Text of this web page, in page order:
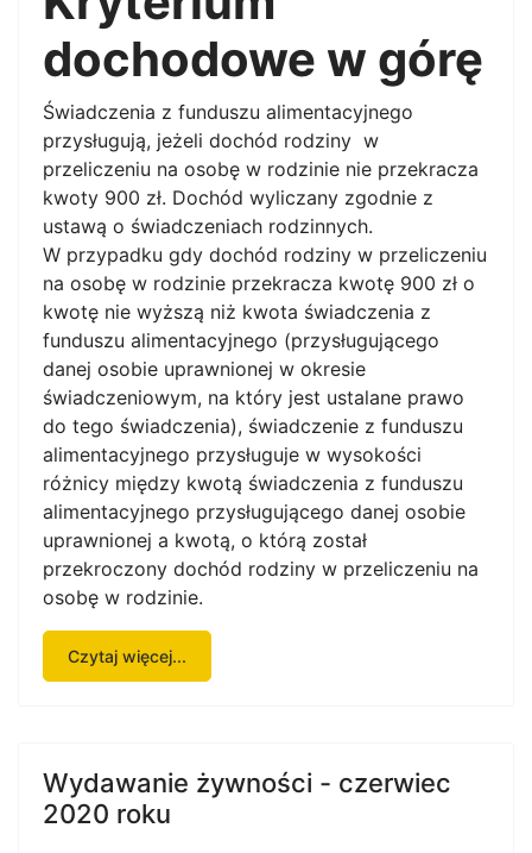
dochodowe w górę
Świadczenia z funduszu alimentacyjnego
przysługują, jeżeli dochód rodziny w
przeliczeniu na osobę w rodzinie nie przekracza
kwoty 900 zł. Dochód wyliczany zgodnie z
ustawą o świadczeniach rodzinnych.
W przypadku gdy dochód rodziny w przeliczeniu
na osobę w rodzinie przekracza kwotę 900 zł o
kwotę nie wyższą niż kwota świadczenia z
funduszu alimentacyjnego (przysługującego
danej osobie uprawnionej w okresie
świadczeniowym, na który jest ustalane prawo
do tego świadczenia), świadczenie z funduszu
alimentacyjnego przysługuje w wysokości
różnicy między kwotą świadczenia z funduszu
alimentacyjnego przysługującego danej osobie
uprawnionej a kwotą, o którą został
przekroczony dochód rodziny w przeliczeniu na
osobę w rodzinie.
Czytaj więcej...
Wydawanie żywności - czerwiec
2020 roku